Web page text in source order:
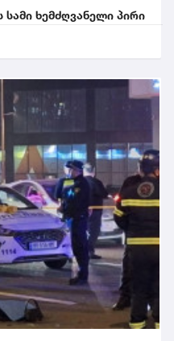
ხემძღვანელი პირი